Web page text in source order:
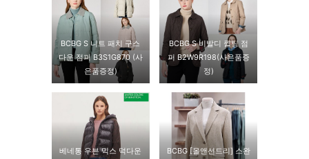
BCBG S 니트 패치 구스
다운 점퍼 B3S1G870 (사
은품증정)
BCBG S 비발디 퀼팅 점
퍼 B2W9R198(사은품증
정)
베네통 우븐 믹스 덕다운
BCBG [올앤선드리] 스완